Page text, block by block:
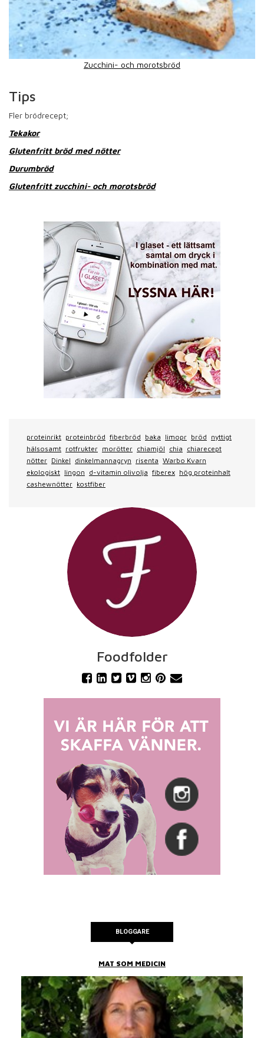
Zucchini- och morotsbröd
Tips
Fler brödrecept;
Tekakor
Glutenfritt bröd med nötter
Durumbröd
Glutenfritt zucchini- och morotsbröd
proteinrikt proteinbröd fiberbröd baka limopr bröd nyttigt
hälsosamt rotfrukter morötter chiamjöl chia chiarecept
nötter Dinkel dinkelmannagryn risenta Warbo Kvarn
ekologiskt lingon d-vitamin olivolja fiberex hög proteinhalt
cashewnötter kostfiber
Foodfolder
BLOGGARE
MAT SOM MEDICIN